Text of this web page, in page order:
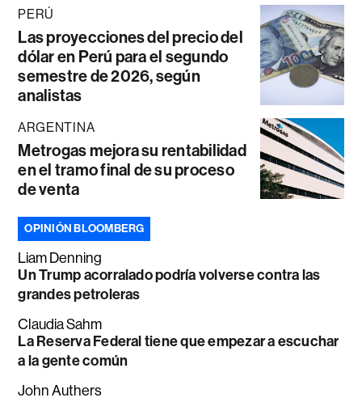
PERÚ
Las proyecciones del precio del
dólar en Perú para el segundo
semestre de 2026, según
analistas
ARGENTINA
Metrogas mejora su rentabilidad
en el tramo final de su proceso
de venta
OPINIÓN BLOOMBERG
Liam Denning
Un Trump acorralado podría volverse contra las
grandes petroleras
Claudia Sahm
La Reserva Federal tiene que empezar a escuchar
a la gente común
John Authers